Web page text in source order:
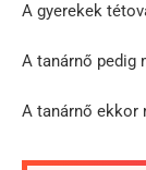
A gyerekek
A tanárnő pedig
A tanárnő ekkor